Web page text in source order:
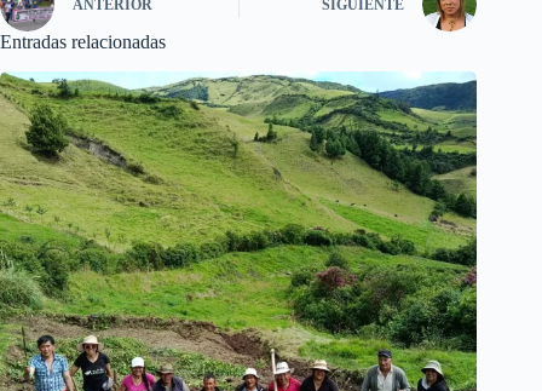
ANTERIOR SIGUIENTE
Entradas relacionadas